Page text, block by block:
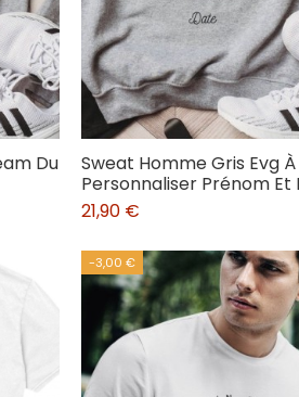
Du
Sweat Homme Gris Evg À
Personnaliser Prénom Et
21,90 €
-3,00 €